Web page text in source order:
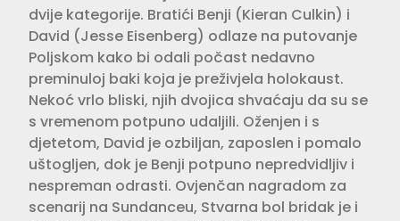
dvije kategorije. Bratići Benji (Kieran Culkin) i
David (Jesse Eisenberg) odlaze na putovanje
Poljskom kako bi odali počast nedavno
preminuloj baki koja je preživjela holokaust.
Nekoć vrlo bliski, njih dvojica shvaćaju da su se
s vremenom potpuno udaljili. Oženjen i s
djetetom, David je ozbiljan, zaposlen i pomalo
uštogljen, dok je Benji potpuno nepredvidljiv i
nespreman odrasti. Ovjenčan nagradom za
scenarij na Sundanceu, Stvarna bol bridak je i